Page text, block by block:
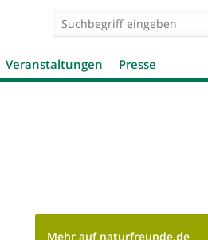
Suchformular
Veranstaltungen Presse
Mehr auf naturfreunde.de